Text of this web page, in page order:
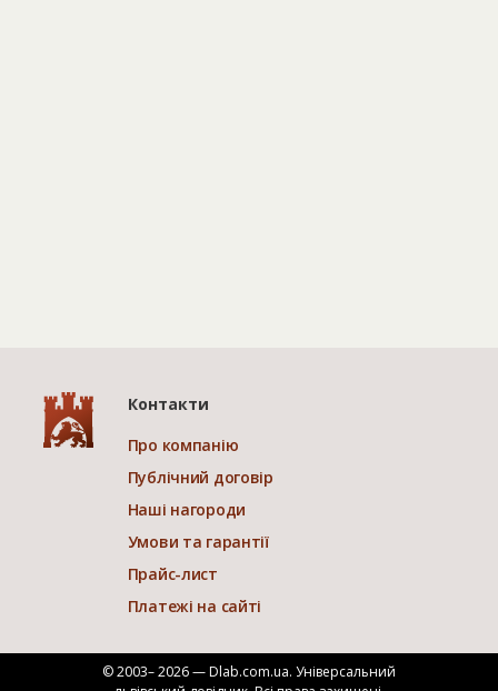
Контакти
Про компанію
Публічний договір
Наші нагороди
Умови та гарантії
Прайс-лист
Платежі на сайті
© 2003– 2026 — Dlab.com.ua. Універсальний